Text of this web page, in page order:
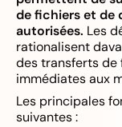
de fichiers et de
autorisées. Les
rationalisent
des transferts de
immédiates aux
Les principales
suivantes :